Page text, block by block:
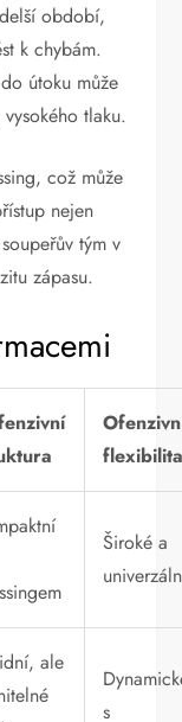
období,
k chybám.
útoku může
tlaku.
což může
nejen
tým v
zápasu.
Široké a
ale
s